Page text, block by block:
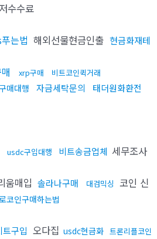
수수료
는법 해외선물현금인출 현금화재테
xrp구매 비트코인퀵거래
매대행 자금세탁문의 태더원화환전
usdc구입대행 비트송금업체 세무조사
움매입 솔라나구매 대검믹싱 코인 신
코인구매하는법
구입 오다집 usdc현금화
트론리플코인